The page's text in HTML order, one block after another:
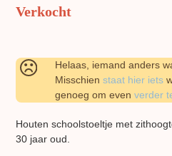
Verkocht
Helaas, iemand anders
Misschienstaat hier iets
genoeg om evenverder
Houten schoolstoeltje met
30 jaar oud.